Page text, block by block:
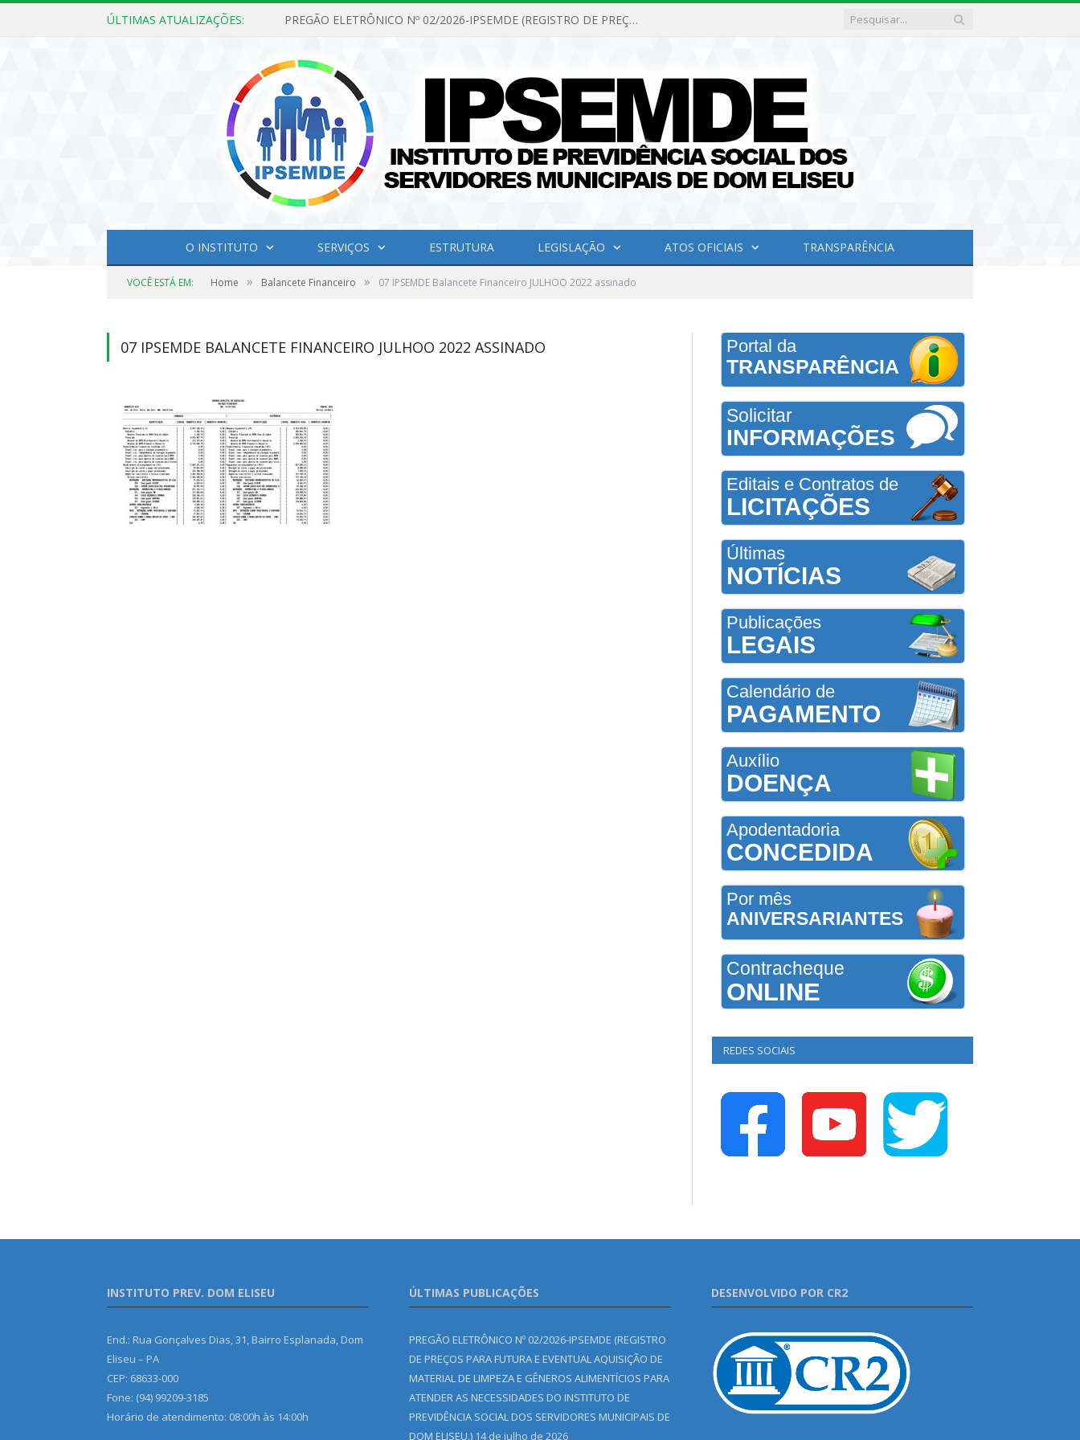
ÚLTIMAS ATUALIZAÇÕES: PREGÃO ELETRÔNICO Nº 02/2026-IPSEMDE (REGISTRO DE PREÇOS PARA FUTURA E EVENTUAL AQUISIÇÃO DE MATERIAL DE LIMPEZA E GÊNEROS ALIMENTÍCIOS PARA ATENDER AS NECESSIDADES DO INSTITUTO DE PREVIDÊNCIA SOCIAL DOS SERVIDORES MUNICIPAIS DE DOM ELISEU.)
O INSTITUTO SERVIÇOS ESTRUTURA LEGISLAÇÃO ATOS OFICIAIS TRANSPARÊNCIA
VOCÊ ESTÁ EM: Home » Balancete Financeiro » 07 IPSEMDE Balancete Financeiro JULHOO 2022 assinado
07 IPSEMDE BALANCETE FINANCEIRO JULHOO 2022 ASSINADO Portal da
TRANSPARÊNCIA
Solicitar
INFORMAÇÕES
Editais e Contratos de
LICITAÇÕES
Últimas
NOTÍCIAS
Publicações
LEGAIS
Calendário de
PAGAMENTO
Auxílio
DOENÇA
Apodentadoria
CONCEDIDA
Por mês
ANIVERSARIANTES
Contracheque
ONLINE
REDES SOCIAIS
INSTITUTO PREV. DOM ELISEU
End.: Rua Gonçalves Dias, 31, Bairro Esplanada, Dom
Eliseu – PA
CEP: 68633-000
Fone: (94) 99209-3185
Horário de atendimento: 08:00h às 14:00h
ÚLTIMAS PUBLICAÇÕES
PREGÃO ELETRÔNICO Nº 02/2026-IPSEMDE (REGISTRO
DE PREÇOS PARA FUTURA E EVENTUAL AQUISIÇÃO DE
MATERIAL DE LIMPEZA E GÊNEROS ALIMENTÍCIOS PARA
ATENDER AS NECESSIDADES DO INSTITUTO DE
PREVIDÊNCIA SOCIAL DOS SERVIDORES MUNICIPAIS DE
DOM ELISEU.) 14 de julho de 2026
DESENVOLVIDO POR CR2